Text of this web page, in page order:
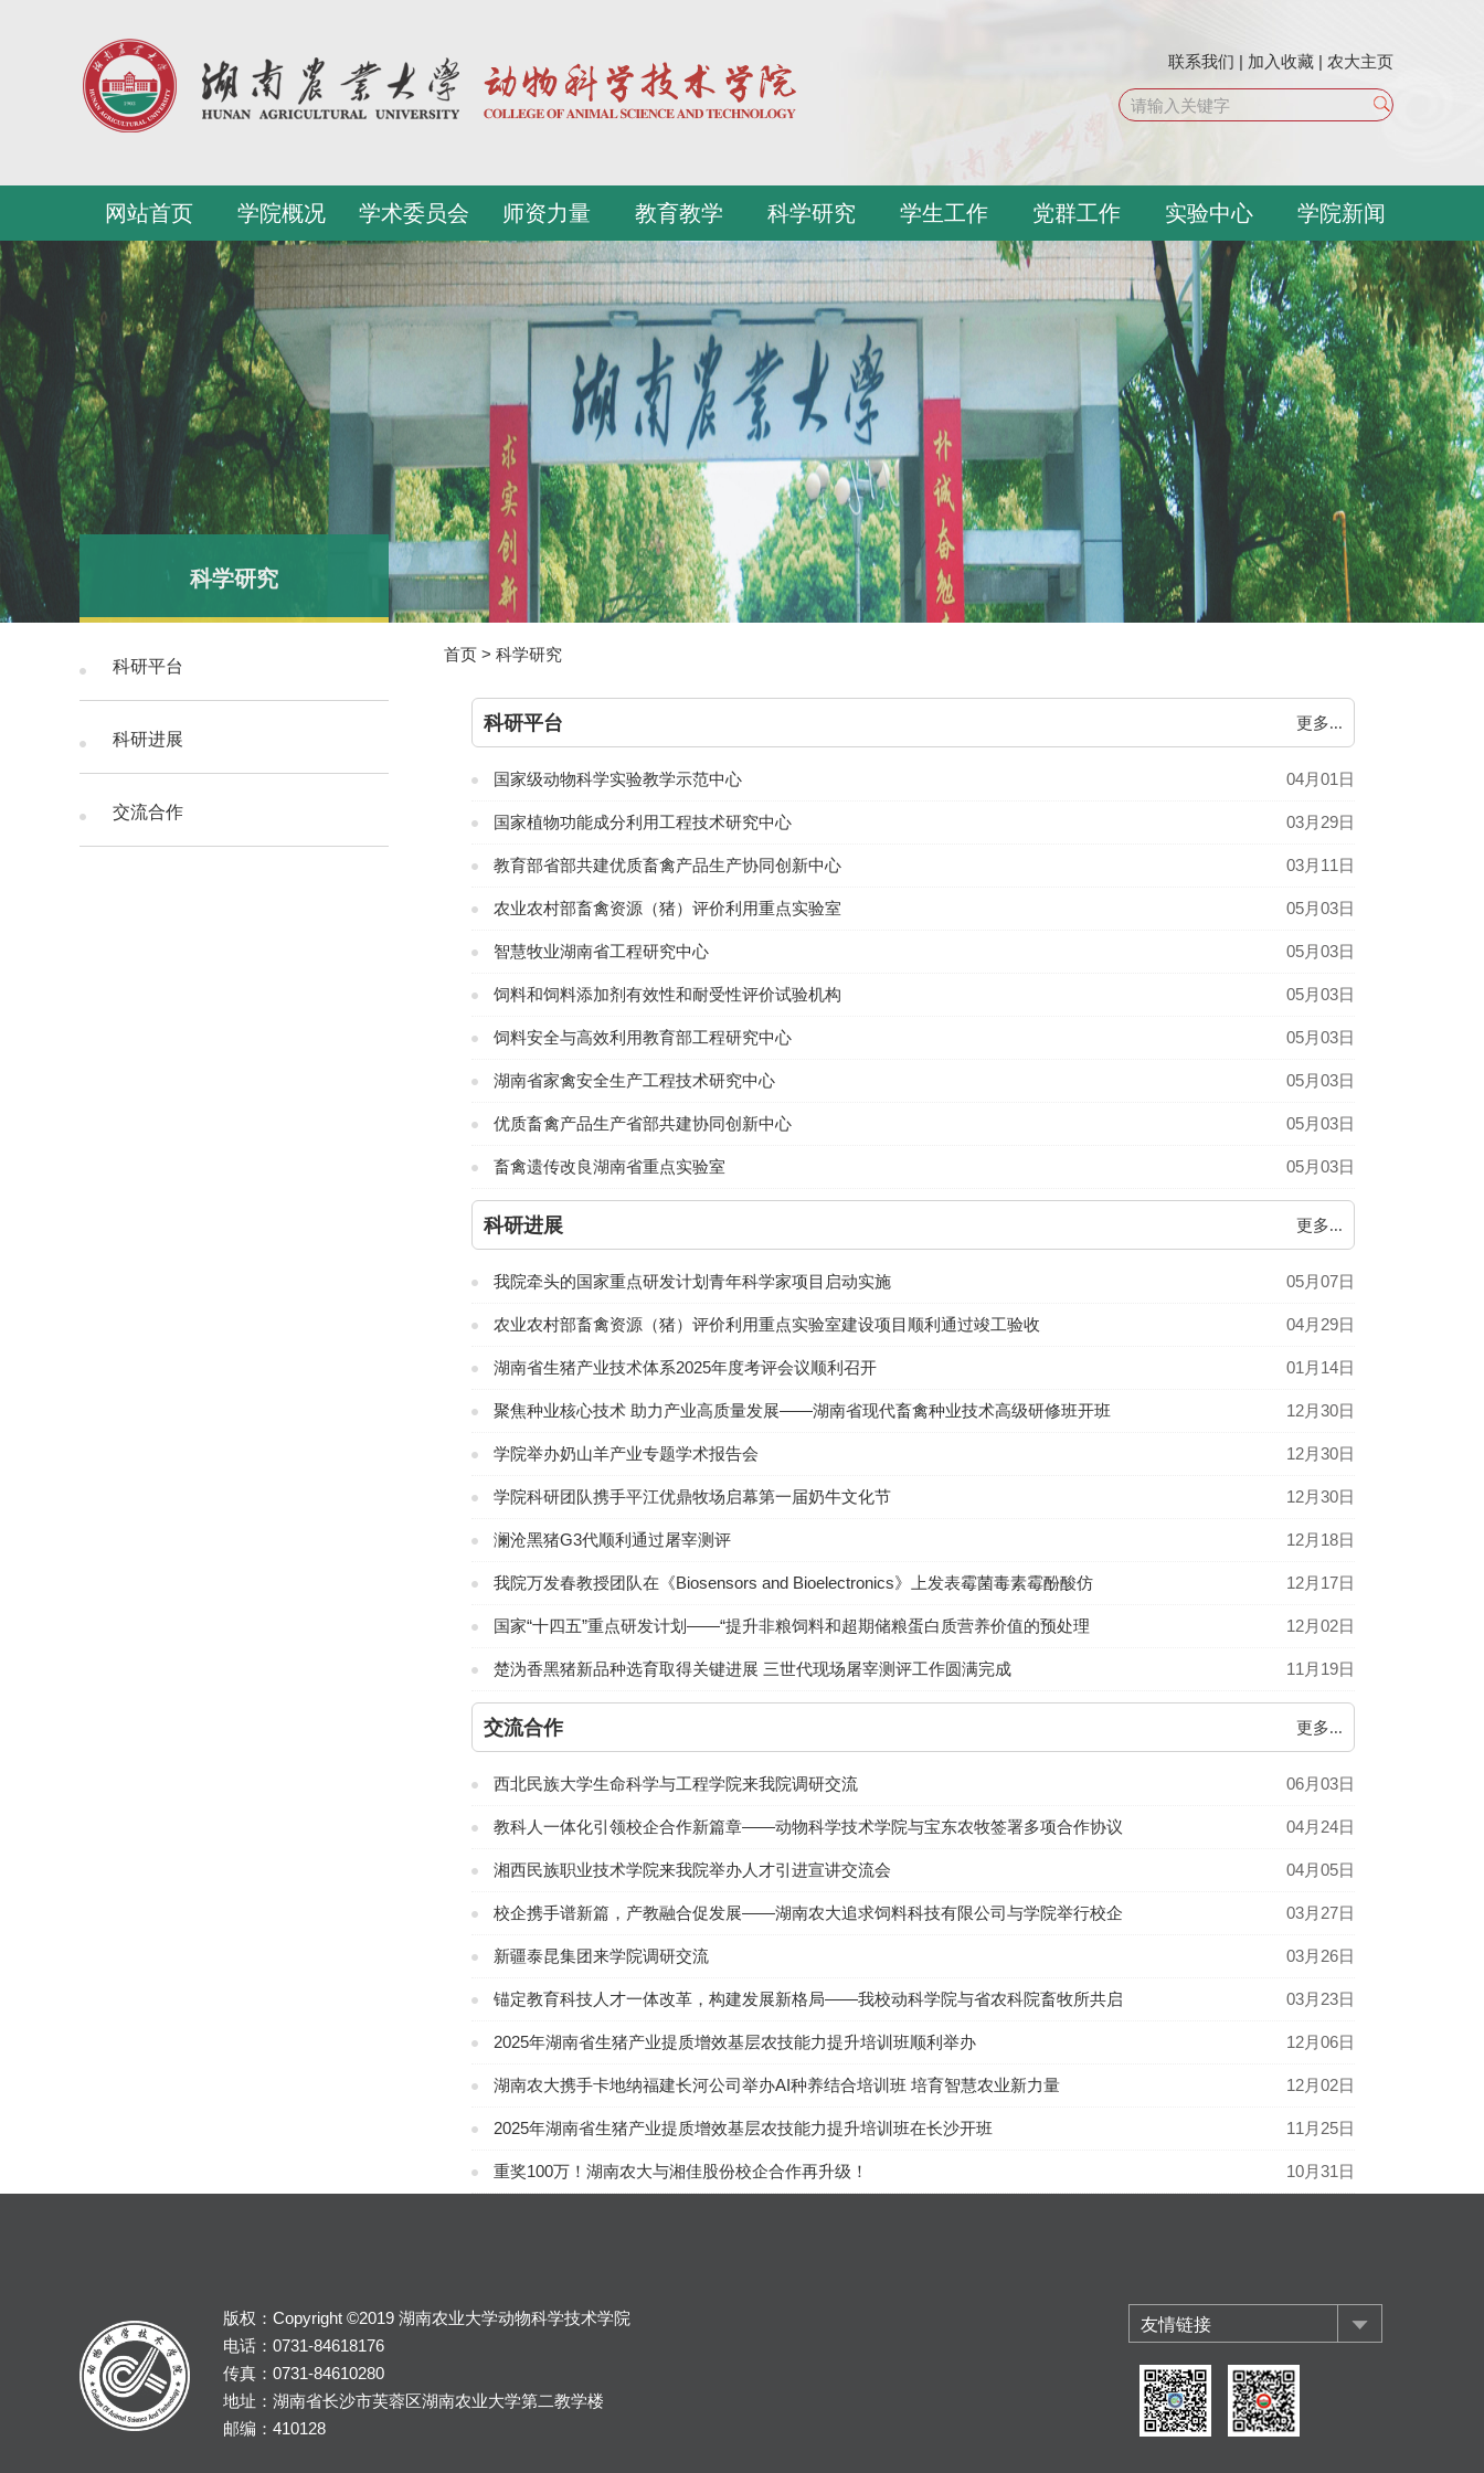
联系我们 | 加入收藏 | 农大主页
网站首页 学院概况 学术委员会 师资力量 教育教学 科学研究 学生工作 党群工作 实验中心 学院新闻
科学研究
科研平台
科研进展
交流合作
首页 > 科学研究
科研平台 更多...
04月01日
国家级动物科学实验教学示范中心
03月29日
国家植物功能成分利用工程技术研究中心
03月11日
教育部省部共建优质畜禽产品生产协同创新中心
05月03日
农业农村部畜禽资源（猪）评价利用重点实验室
05月03日
智慧牧业湖南省工程研究中心
05月03日
饲料和饲料添加剂有效性和耐受性评价试验机构
05月03日
饲料安全与高效利用教育部工程研究中心
05月03日
湖南省家禽安全生产工程技术研究中心
05月03日
优质畜禽产品生产省部共建协同创新中心
05月03日
畜禽遗传改良湖南省重点实验室
科研进展 更多...
05月07日
我院牵头的国家重点研发计划青年科学家项目启动实施
04月29日
农业农村部畜禽资源（猪）评价利用重点实验室建设项目顺利通过竣工验收
01月14日
湖南省生猪产业技术体系2025年度考评会议顺利召开
12月30日
聚焦种业核心技术 助力产业高质量发展——湖南省现代畜禽种业技术高级研修班开班
12月30日
学院举办奶山羊产业专题学术报告会
12月30日
学院科研团队携手平江优鼎牧场启幕第一届奶牛文化节
12月18日
澜沧黑猪G3代顺利通过屠宰测评
12月17日
我院万发春教授团队在《Biosensors and Bioelectronics》上发表霉菌毒素霉酚酸仿
12月02日
国家“十四五”重点研发计划——“提升非粮饲料和超期储粮蛋白质营养价值的预处理
11月19日
楚沩香黑猪新品种选育取得关键进展 三世代现场屠宰测评工作圆满完成
交流合作 更多...
06月03日
西北民族大学生命科学与工程学院来我院调研交流
04月24日
教科人一体化引领校企合作新篇章——动物科学技术学院与宝东农牧签署多项合作协议
04月05日
湘西民族职业技术学院来我院举办人才引进宣讲交流会
03月27日
校企携手谱新篇，产教融合促发展——湖南农大追求饲料科技有限公司与学院举行校企
03月26日
新疆泰昆集团来学院调研交流
03月23日
锚定教育科技人才一体改革，构建发展新格局——我校动科学院与省农科院畜牧所共启
12月06日
2025年湖南省生猪产业提质增效基层农技能力提升培训班顺利举办
12月02日
湖南农大携手卡地纳福建长河公司举办AI种养结合培训班 培育智慧农业新力量
11月25日
2025年湖南省生猪产业提质增效基层农技能力提升培训班在长沙开班
10月31日
重奖100万！湖南农大与湘佳股份校企合作再升级！
版权：Copyright ©2019 湖南农业大学动物科学技术学院
电话：0731-84618176
传真：0731-84610280
地址：湖南省长沙市芙蓉区湖南农业大学第二教学楼
邮编：410128
友情链接